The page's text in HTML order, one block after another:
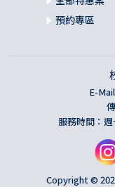
預約專區
E-Mail
服務時間：
Copyright ©